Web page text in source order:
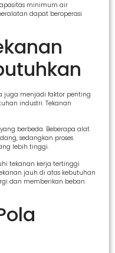
minimum air
dapat beroperasi
juga menjadi faktor penting
industri. Tekanan
berbeda. Beberapa alat
sedangkan proses
lebih tinggi.
tekanan kerja tertinggi
jauh di atas kebutuhan
dan memberikan beban